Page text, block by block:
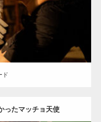
ド
ったマッチョ天使